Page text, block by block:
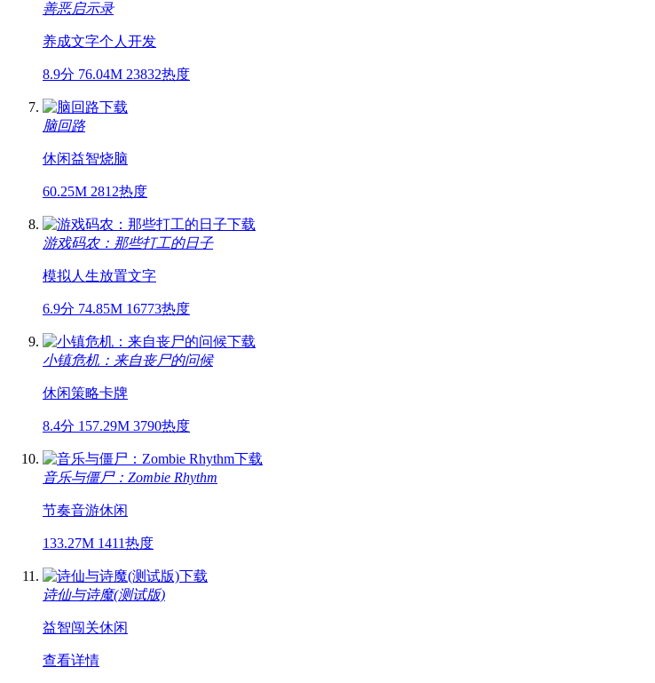
善恶启示录
养成文字个人开发
8.9分 76.04M 23832热度
脑回路
休闲益智烧脑
60.25M 2812热度
游戏码农：那些打工的日子
模拟人生放置文字
6.9分 74.85M 16773热度
小镇危机：来自丧尸的问候
休闲策略卡牌
8.4分 157.29M 3790热度
音乐与僵尸：Zombie Rhythm
节奏音游休闲
133.27M 1411热度
诗仙与诗魔(测试版)
益智闯关休闲
查看详情